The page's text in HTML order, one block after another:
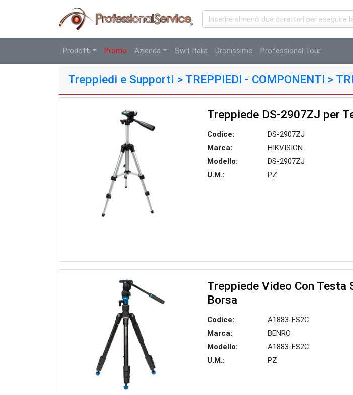
Prodotti Promo Azienda Swit Italia Dronissimo Professional Tour
Treppiedi e Supporti > TREPPIEDI - COMPONENTI >
Treppiede DS-2907ZJ per
Codice:
DS-2907ZJ
Marca:
HIKVISION
Modello:
DS-2907ZJ
U.M.:
PZ
Treppiede Video Con Testa
Borsa
Codice:
A1883-FS2C
Marca:
BENRO
Modello:
A1883-FS2C
U.M.:
PZ